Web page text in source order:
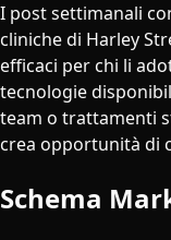
I post settimanali
cliniche di Harley
efficaci per chi li
tecnologie
team o trattamenti
crea opportunità di
Schema